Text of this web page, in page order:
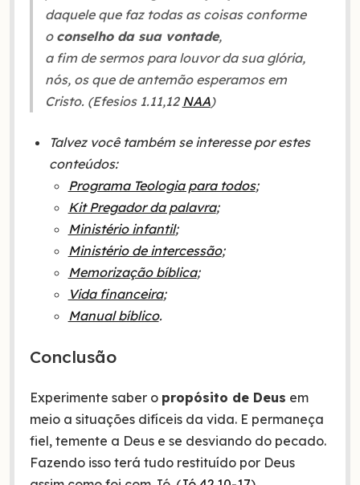
daquele que faz todas as coisas conforme
o conselho da sua vontade,
a fim de sermos para louvor da sua glória,
nós, os que de antemão esperamos em
Cristo. (Efesios 1.11,12 NAA)
Talvez você também se interesse por estes
conteúdos:
Programa Teologia para todos;
Kit Pregador da palavra;
Ministério infantil;
Ministério de intercessão;
Memorização bíblica;
Vida financeira;
Manual bíblico.
Conclusão
Experimente saber o propósito de Deus em
meio a situações difíceis da vida. E permaneça
fiel, temente a Deus e se desviando do pecado.
Fazendo isso terá tudo restituído por Deus